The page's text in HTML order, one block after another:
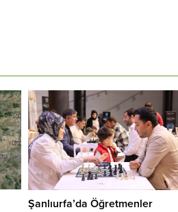
Şanlıurfa’da Öğretmenler